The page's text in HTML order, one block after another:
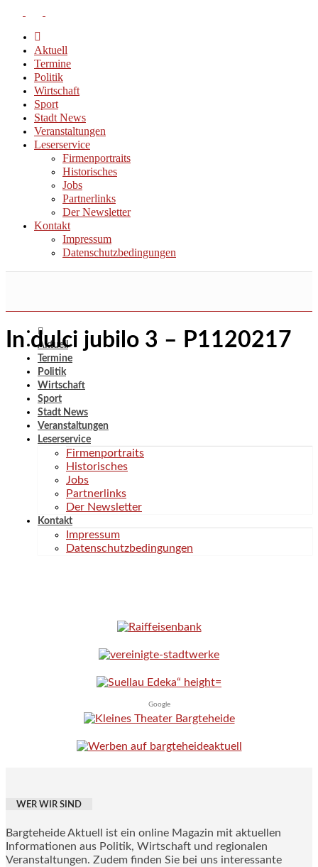
Aktuell
Termine
Politik
Wirtschaft
Sport
Stadt News
Veranstaltungen
Leserservice
Firmenportraits
Historisches
Jobs
Partnerlinks
Der Newsletter
Kontakt
Impressum
Datenschutzbedingungen
Aktuell
Termine
Politik
Wirtschaft
Sport
Stadt News
Veranstaltungen
Leserservice
Firmenportraits
Historisches
Jobs
Partnerlinks
Der Newsletter
Kontakt
Impressum
Datenschutzbedingungen
In dulci jubilo 3 – P1120217
Google
WER WIR SIND
Bargteheide Aktuell ist ein online Magazin mit aktuellen
Informationen aus Politik, Wirtschaft und regionalen
Veranstaltungen. Zudem finden Sie bei uns interessante